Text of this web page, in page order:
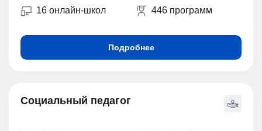
16 онлайн-школ 446 программ
Подробнее
Социальный педагог